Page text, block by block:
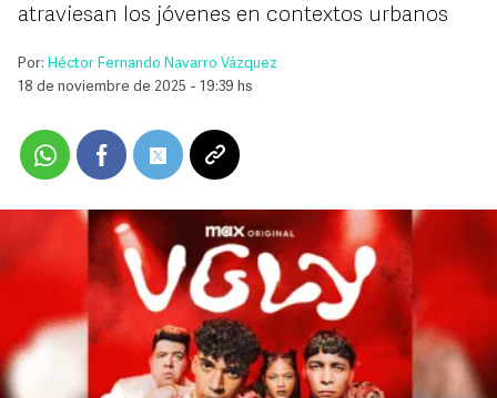
atraviesan los jóvenes en contextos urbanos
Por: Héctor Fernando Navarro Vázquez
18 de noviembre de 2025 - 19:39 hs